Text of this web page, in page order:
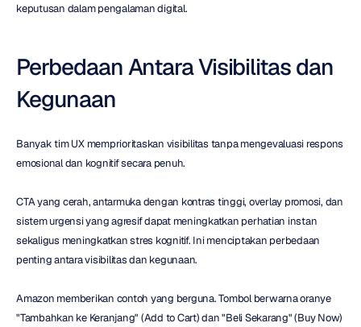
keputusan dalam pengalaman digital.
Perbedaan Antara Visibilitas dan
Kegunaan
Banyak tim UX memprioritaskan visibilitas tanpa mengevaluasi respons
emosional dan kognitif secara penuh.
CTA yang cerah, antarmuka dengan kontras tinggi, overlay promosi, dan
sistem urgensi yang agresif dapat meningkatkan perhatian instan
sekaligus meningkatkan stres kognitif. Ini menciptakan perbedaan
penting antara visibilitas dan kegunaan.
Amazon memberikan contoh yang berguna. Tombol berwarna oranye
"Tambahkan ke Keranjang" (Add to Cart) dan "Beli Sekarang" (Buy Now)